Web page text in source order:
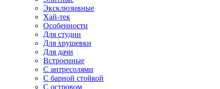
Эксклюзивные
Хай-тек
Особенности
Для студии
Для хрущевки
Для дачи
Встроенные
С антресолями
С барной стойкой
С островом